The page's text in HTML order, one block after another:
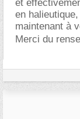
et
en
maintenant à
Merci du